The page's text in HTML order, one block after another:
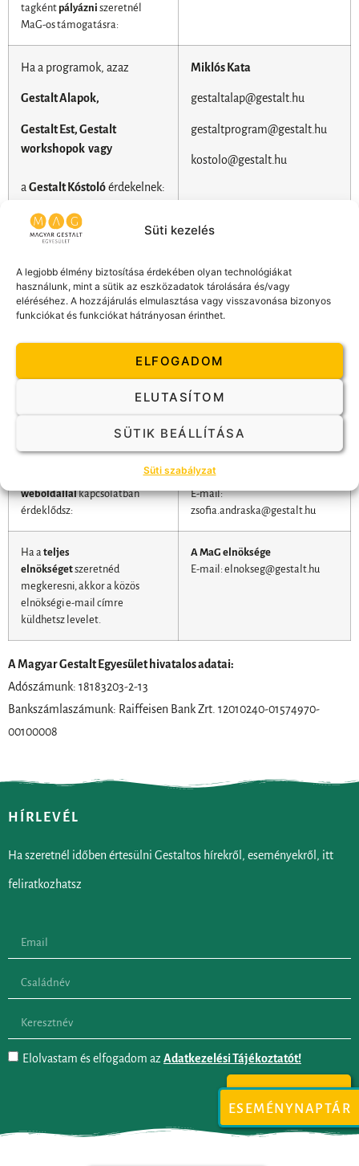
Süti kezelés
A legjobb élmény biztosítása érdekében olyan technológiákat
használunk, mint a sütik az eszközadatok tárolására és/vagy
eléréséhez. A hozzájárulás elmulasztása vagy visszavonása bizonyos
funkciókat és funkciókat hátrányosan érinthet.
ELFOGADOM
ELUTASÍTOM
SÜTIK BEÁLLÍTÁSA
Süti szabályzat
ESEMÉNYNAPTÁR
tagként pályázni szeretnél
MaG-os támogatásra:
Ha a programok, azaz
Gestalt Alapok,
Gestalt Est, Gestalt
workshopok vagy
a Gestalt Kóstolóérdekelnek:
Miklós Kata
gestaltalap@gestalt.hu
gestaltprogram@gestalt.hu
kostolo@gestalt.hu
Gestalt konzulenst
(végzett terapeuták és
konzulensek csoportos emailje)
például egy másik szervezet
vagymédiaszerepléskapcsán
fordulsz hozzánk, akkor:
E-mail: stefany@coachme.hu
weboldallalkapcsolatban
érdeklődsz:
Andráska Zsófia
E-mail:
zsofia.andraska@gestalt.hu
Ha a teljes
elnökségetszeretnéd
megkeresni, akkor a közös
elnökségi e-mail címre
küldhetsz levelet.
A MaG elnöksége
E-mail: elnokseg@gestalt.hu
A Magyar Gestalt Egyesület hivatalos adatai:
Adószámunk: 18183203-2-13
Bankszámlaszámunk: Raiffeisen Bank Zrt. 12010240-01574970-
00100008
HÍRLEVÉL
Ha szeretnél időben értesülni Gestaltos hírekről, eseményekről, itt
feliratkozhatsz
Elolvastam és elfogadom az Adatkezelési Tájékoztatót!
FELIRATKOZOM